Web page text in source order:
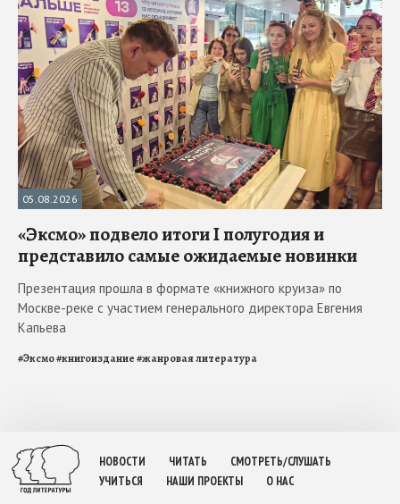
05.08.2026
«Эксмо» подвело итоги I полугодия и
представило самые ожидаемые новинки
Презентация прошла в формате «книжного круиза» по
Москве-реке с участием генерального директора Евгения
Капьева
#Эксмо#книгоиздание#жанровая литература
НОВОСТИ ЧИТАТЬ
СМОТРЕТЬ/СЛУШАТЬ
УЧИТЬСЯ
НАШИ ПРОЕКТЫ О НАС